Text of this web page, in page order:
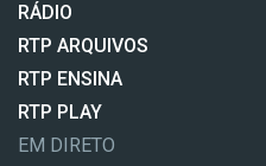
RÁDIO
RTP ARQUIVOS
RTP ENSINA
RTP PLAY
EM DIRETO